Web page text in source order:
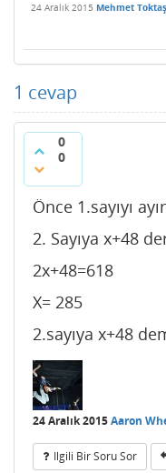
24 Aralık 2015 Mehmet Toktaş
1 cevap
0
0
Önce 1.sayıyı
2. Sayıya x+48
2x+48=618
X= 285
2.sayıya x+48
24 Aralık 2015Aaron
Ilgili Bir Soru Sor